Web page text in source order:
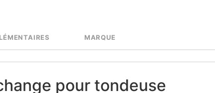
MARQUE
pour tondeuse